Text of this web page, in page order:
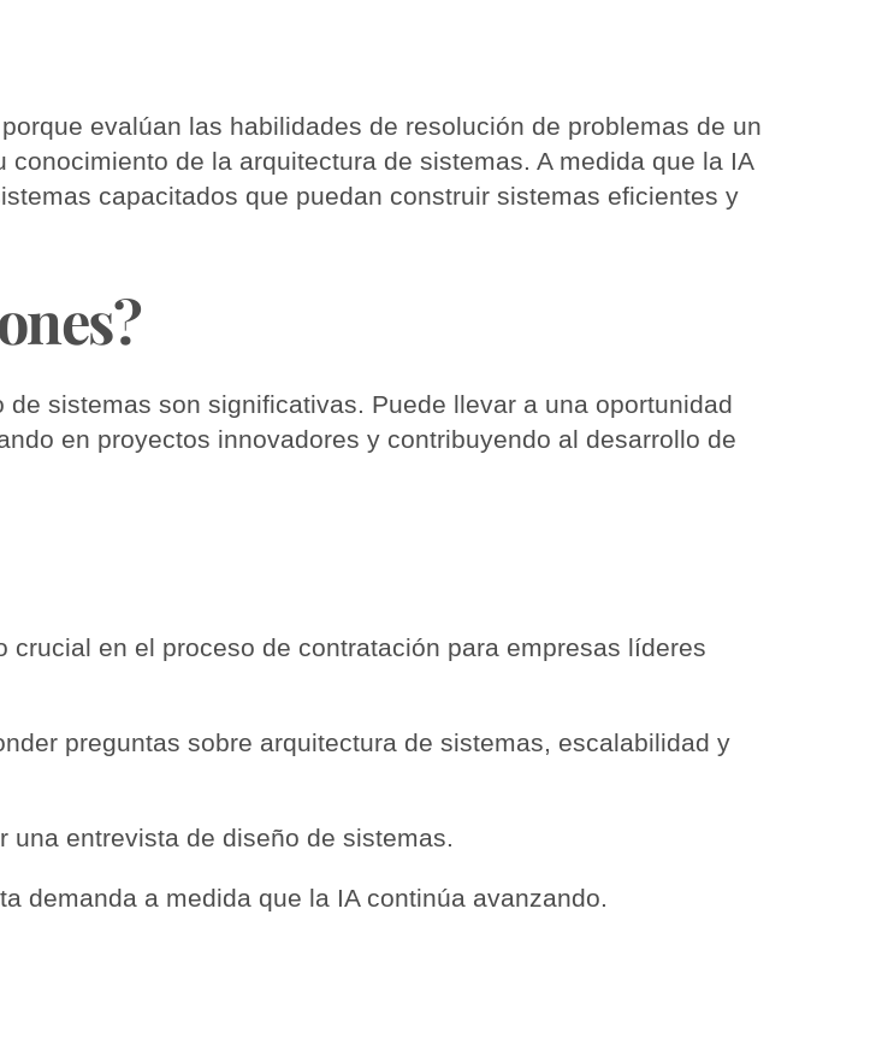
evalúan las habilidades de resolución de problemas de un
de la arquitectura de sistemas. A medida que la IA
capacitados que puedan construir sistemas eficientes y
sistemas son significativas. Puede llevar a una oportunidad
en proyectos innovadores y contribuyendo al desarrollo de
en el proceso de contratación para empresas líderes
preguntas sobre arquitectura de sistemas, escalabilidad y
una entrevista de diseño de sistemas.
demanda a medida que la IA continúa avanzando.